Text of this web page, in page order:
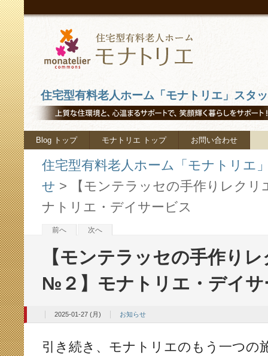
住宅型有料老人ホーム「モナトリエ」スタ
Blog トップ モナトリエ トップ お問い合わせ
住宅型有料老人ホーム「モナトリエ
せ >
【モンテラッセの手作りレク
ナトリエ・デイサービス
前へ 次へ
【モンテラッセの手作り
№２】モナトリエ・デイサ
2025-01-27 (月) お知らせ
引き続き、モナトリエのもう一つの